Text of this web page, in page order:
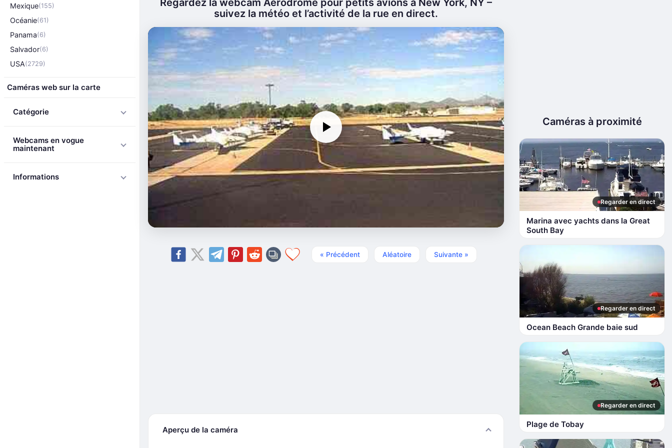
Mexique(155)
Océanie(61)
Panama(6)
Salvador(6)
USA(2729)
Caméras web sur la carte
Catégorie
Webcams en vogue
maintenant
Informations
Regardez la webcam Aérodrome pour petits avions à New York, NY –
suivez la météo et l’activité de la rue en direct.
« Précédent Aléatoire Suivante »
Aperçu de la caméra
Caméras à proximité
Regarder en direct
Marina avec yachts dans la Great
South Bay
Regarder en direct
Ocean Beach Grande baie sud
Regarder en direct
Plage de Tobay